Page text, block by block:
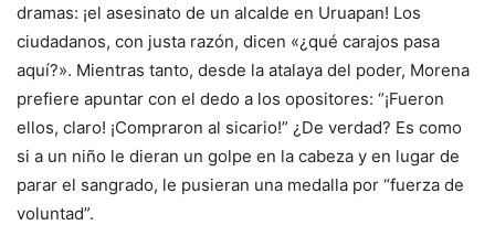
dramas: ¡el asesinato de un alcalde en Uruapan! Los
ciudadanos, con justa razón, dicen «¿qué carajos pasa
aquí?». Mientras tanto, desde la atalaya del poder, Morena
prefiere apuntar con el dedo a los opositores: “¡Fueron
ellos, claro! ¡Compraron al sicario!” ¿De verdad? Es como
si a un niño le dieran un golpe en la cabeza y en lugar de
parar el sangrado, le pusieran una medalla por “fuerza de
voluntad”.